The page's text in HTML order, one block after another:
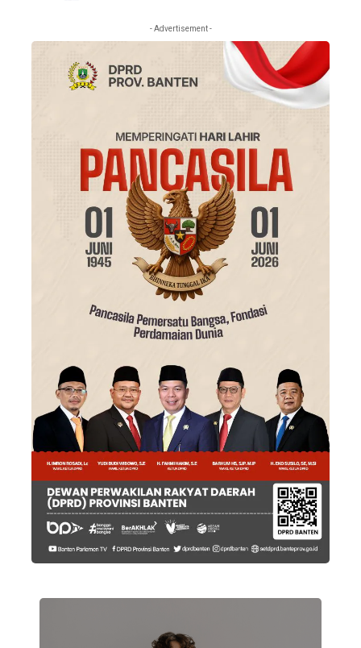
- Advertisement -